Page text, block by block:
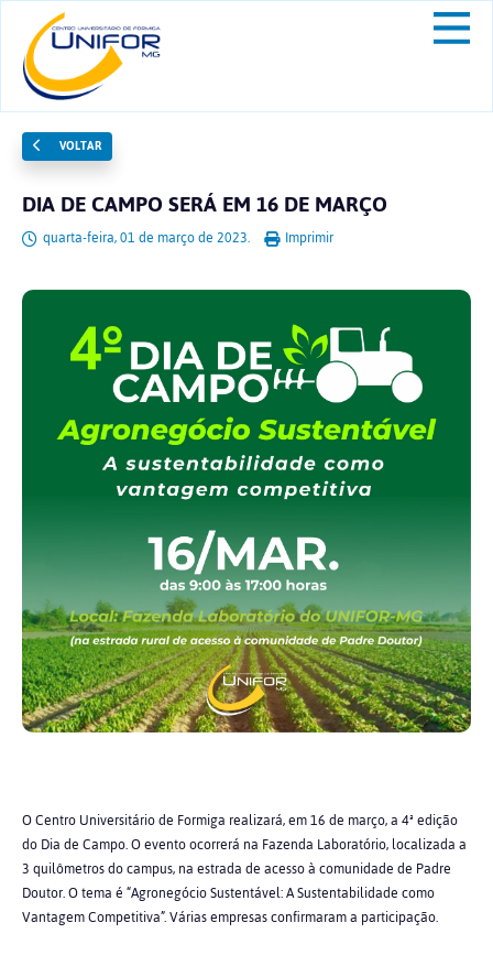
VOLTAR
DIA DE CAMPO SERÁ EM 16 DE MARÇO
quarta-feira, 01 de março de 2023. Imprimir
O Centro Universitário de Formiga realizará, em 16 de março, a 4ª edição
do Dia de Campo. O evento ocorrerá na Fazenda Laboratório, localizada a
3 quilômetros do campus, na estrada de acesso à comunidade de Padre
Doutor. O tema é “Agronegócio Sustentável: A Sustentabilidade como
Vantagem Competitiva”. Várias empresas confirmaram a participação.